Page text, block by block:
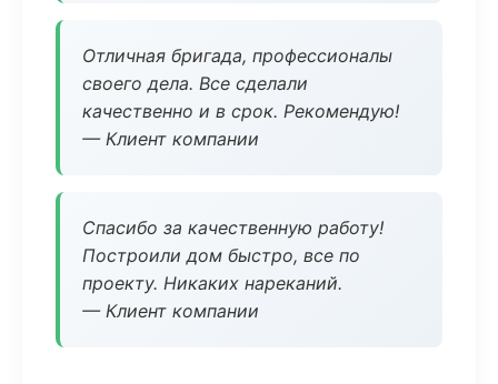
Отличная бригада, профессионалы
своего дела. Все сделали
качественно и в срок. Рекомендую!
— Клиент компании
Спасибо за качественную работу!
Построили дом быстро, все по
проекту. Никаких нареканий.
— Клиент компании